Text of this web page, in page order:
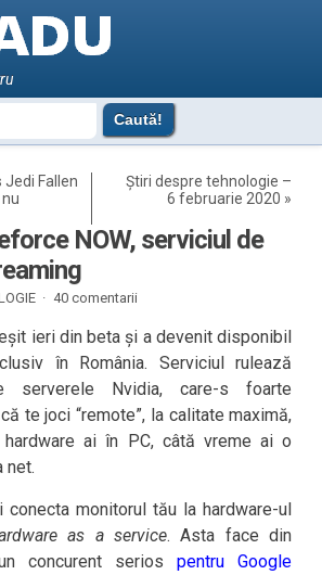
Jedi Fallen
Știri despre tehnologie –
6 februarie 2020 »
NOW, serviciul de
· 40 comentarii
ieri din beta și a devenit disponibil
în România. Serviciul rulează
serverele Nvidia, care-s foarte
te joci “remote”, la calitate maximă,
ai în PC, câtă vreme ai o
net.
conecta monitorul tău la hardware-ul
as a service. Asta face din
concurent seriospentru Google